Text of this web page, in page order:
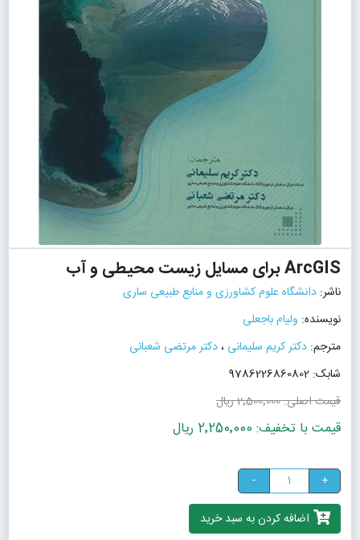
ArcGIS برای مسایل زیست محیطی و آب
ناشر: دانشگاه علوم کشاورزی و منابع طبیعی ساری
نویسنده: ولیام باجعلی
مترجم: دکتر کریم سلیمانی ،دکتر مرتضی شعبانی
شابک: 9786226860802
قیمت اصلی:2٬500٬000 ریال
قیمت با تخفیف: 2٬250٬000 ریال
+
-
اضافه کردن به سبد خرید